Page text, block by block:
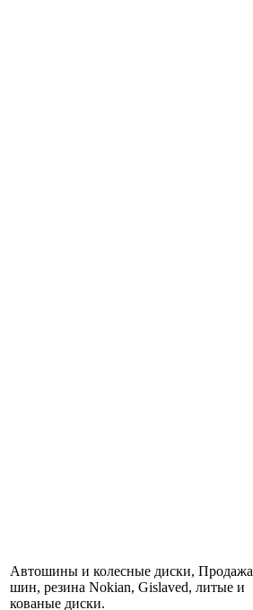
Автошины и колесные диски, Продажа
шин, резина Nokian, Gislaved, литые и
кованые диски.